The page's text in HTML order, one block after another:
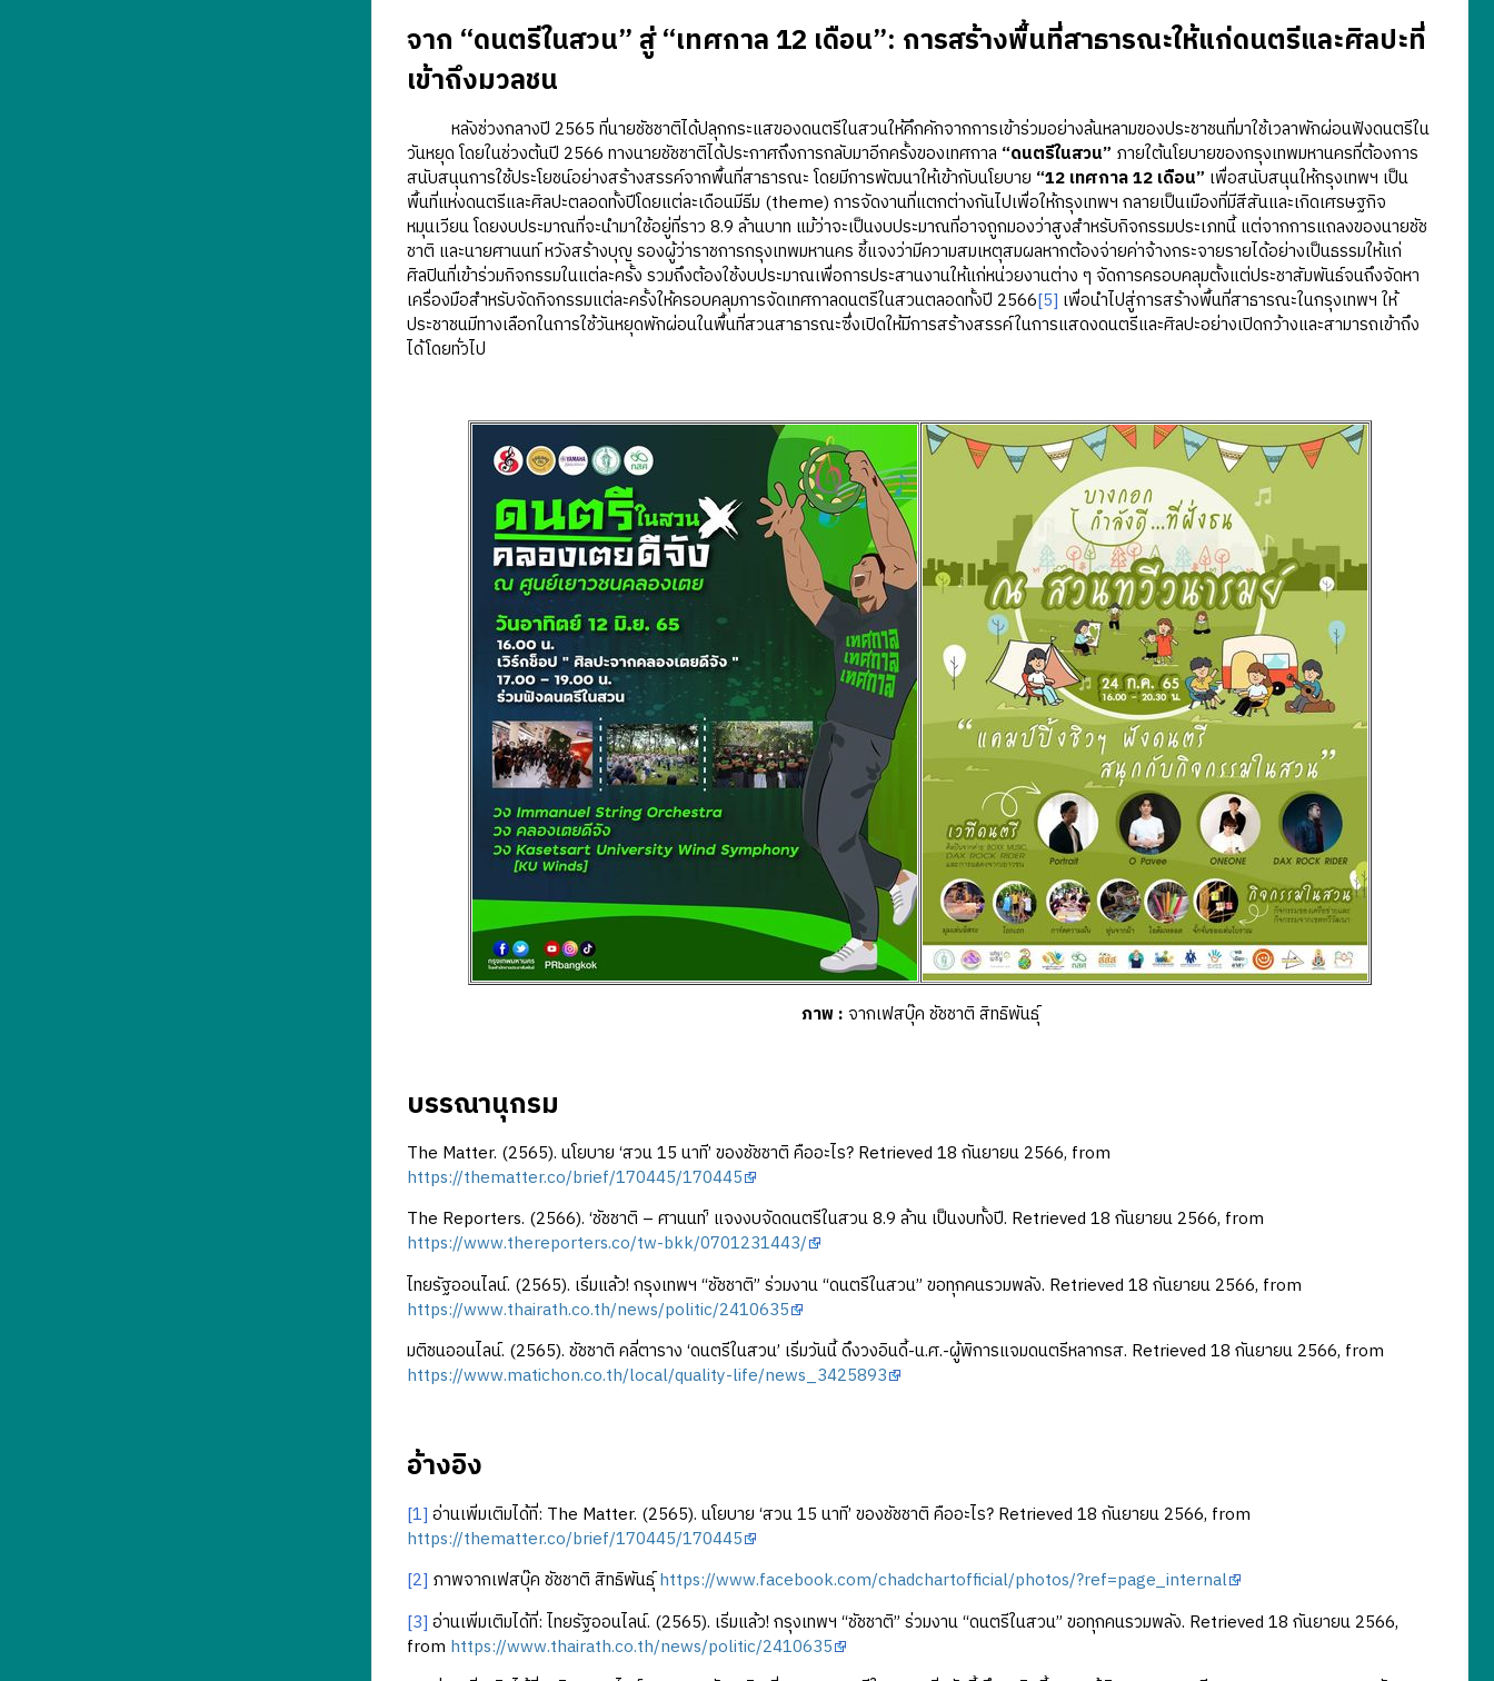
จาก “ดนตรีในสวน” สู่ “เทศกาล 12 เดือน”: การสร้างพื้นที่สาธารณะให้แก่ดนตรีและศิลปะที่
เข้าถึงมวลชน
หลังช่วงกลางปี 2565 ที่นายชัชชาติได้ปลุกกระแสของดนตรีในสวนให้คึกคักจากการเข้าร่วมอย่างล้นหลามของประชาชนที่มาใช้เวลาพักผ่อนฟังดนตรีใน
วันหยุด โดยในช่วงต้นปี 2566 ทางนายชัชชาติได้ประกาศถึงการกลับมาอีกครั้งของเทศกาล “ดนตรีในสวน” ภายใต้นโยบายของกรุงเทพมหานครที่ต้องการ
สนับสนุนการใช้ประโยชน์อย่างสร้างสรรค์จากพื้นที่สาธารณะ โดยมีการพัฒนาให้เข้ากับนโยบาย “12 เทศกาล 12 เดือน” เพื่อสนับสนุนให้กรุงเทพฯ เป็น
พื้นที่แห่งดนตรีและศิลปะตลอดทั้งปีโดยแต่ละเดือนมีธีม (theme) การจัดงานที่แตกต่างกันไปเพื่อให้กรุงเทพฯ กลายเป็นเมืองที่มีสีสันและเกิดเศรษฐกิจ
หมุนเวียน โดยงบประมาณที่จะนำมาใช้อยู่ที่ราว 8.9 ล้านบาท แม้ว่าจะเป็นงบประมาณที่อาจถูกมองว่าสูงสำหรับกิจกรรมประเภทนี้ แต่จากการแถลงของนายชัช
ชาติ และนายศานนท์ หวังสร้างบุญ รองผู้ว่าราชการกรุงเทพมหานคร ชี้แจงว่ามีความสมเหตุสมผลหากต้องจ่ายค่าจ้างกระจายรายได้อย่างเป็นธรรมให้แก่
ศิลปินที่เข้าร่วมกิจกรรมในแต่ละครั้ง รวมถึงต้องใช้งบประมาณเพื่อการประสานงานให้แก่หน่วยงานต่าง ๆ จัดการครอบคลุมตั้งแต่ประชาสัมพันธ์จนถึงจัดหา
เครื่องมือสำหรับจัดกิจกรรมแต่ละครั้งให้ครอบคลุมการจัดเทศกาลดนตรีในสวนตลอดทั้งปี 2566[5] เพื่อนำไปสู่การสร้างพื้นที่สาธารณะในกรุงเทพฯ ให้
ประชาชนมีทางเลือกในการใช้วันหยุดพักผ่อนในพื้นที่สวนสาธารณะซึ่งเปิดให้มีการสร้างสรรค์ในการแสดงดนตรีและศิลปะอย่างเปิดกว้างและสามารถเข้าถึง
ได้โดยทั่วไป
ภาพ : จากเฟสบุ๊ค ชัชชาติ สิทธิพันธุ์
บรรณานุกรม
The Matter. (2565). นโยบาย ‘สวน 15 นาที’ ของชัชชาติ คืออะไร? Retrieved 18 กันยายน 2566, from
https://thematter.co/brief/170445/170445
The Reporters. (2566). ‘ชัชชาติ – ศานนท์’ แจงงบจัดดนตรีในสวน 8.9 ล้าน เป็นงบทั้งปี. Retrieved 18 กันยายน 2566, from
https://www.thereporters.co/tw-bkk/0701231443/
ไทยรัฐออนไลน์. (2565). เริ่มแล้ว! กรุงเทพฯ “ชัชชาติ” ร่วมงาน “ดนตรีในสวน” ขอทุกคนรวมพลัง. Retrieved 18 กันยายน 2566, from
https://www.thairath.co.th/news/politic/2410635
มติชนออนไลน์. (2565). ชัชชาติ คลี่ตาราง ‘ดนตรีในสวน’ เริ่มวันนี้ ดึงวงอินดี้-น.ศ.-ผู้พิการแจมดนตรีหลากรส. Retrieved 18 กันยายน 2566, from
https://www.matichon.co.th/local/quality-life/news_3425893
อ้างอิง
[1] อ่านเพิ่มเติมได้ที่: The Matter. (2565). นโยบาย ‘สวน 15 นาที’ ของชัชชาติ คืออะไร? Retrieved 18 กันยายน 2566, from
https://thematter.co/brief/170445/170445
[2] ภาพจากเฟสบุ๊ค ชัชชาติ สิทธิพันธุ์https://www.facebook.com/chadchartofficial/photos/?ref=page_internal
[3] อ่านเพิ่มเติมได้ที่: ไทยรัฐออนไลน์. (2565). เริ่มแล้ว! กรุงเทพฯ “ชัชชาติ” ร่วมงาน “ดนตรีในสวน” ขอทุกคนรวมพลัง. Retrieved 18 กันยายน 2566,
from https://www.thairath.co.th/news/politic/2410635